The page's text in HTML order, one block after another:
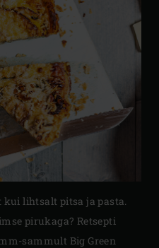
lihtsalt pitsa ja pasta.
pirukaga? Retsepti
sammult Big Green